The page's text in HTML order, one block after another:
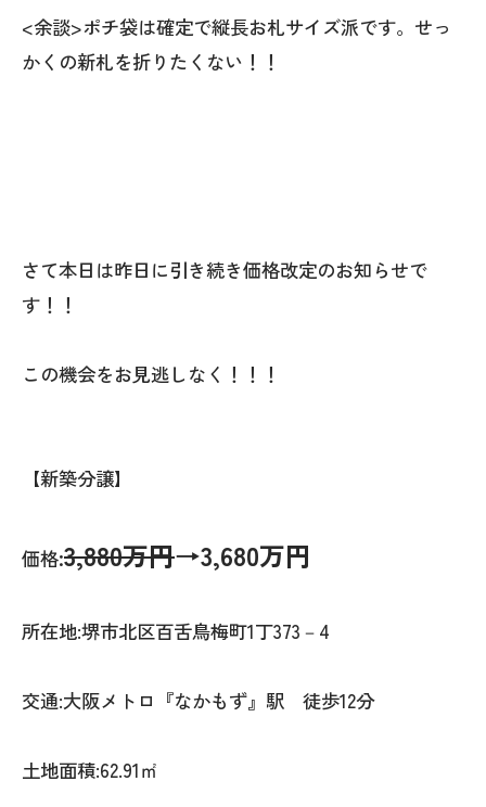
<余談>ポチ袋は確定で縦長お札サイズ派です。せっ
かくの新札を折りたくない！！
さて本日は昨日に引き続き価格改定のお知らせで
す！！
この機会をお見逃しなく！！！
【新築分譲】
価格:3,880万円→3,680万円
所在地:堺市北区百舌鳥梅町1丁373－4
交通:大阪メトロ『なかもず』駅 徒歩12分
土地面積:62.91㎡